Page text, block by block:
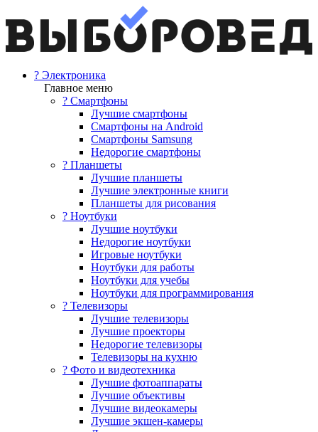
? Электроника
Главное меню
? Смартфоны
Лучшие смартфоны
Смартфоны на Android
Смартфоны Samsung
Недорогие смартфоны
? Планшеты
Лучшие планшеты
Лучшие электронные книги
Планшеты для рисования
? Ноутбуки
Лучшие ноутбуки
Недорогие ноутбуки
Игровые ноутбуки
Ноутбуки для работы
Ноутбуки для учебы
Ноутбуки для программирования
? Телевизоры
Лучшие телевизоры
Лучшие проекторы
Недорогие телевизоры
Телевизоры на кухню
? Фото и видеотехника
Лучшие фотоаппараты
Лучшие объективы
Лучшие видеокамеры
Лучшие экшен-камеры